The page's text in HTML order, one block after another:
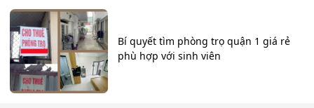
Bí quyết tìm phòng trọ quận 1 giá rẻ
phù hợp với sinh viên